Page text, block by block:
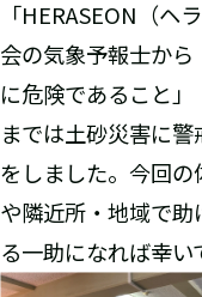
「HERASEON（ヘ
会の気象予報士か
に危険であること
までは土砂災害に
をしました。今回の
や隣近所・地域で
る一助になれば幸い